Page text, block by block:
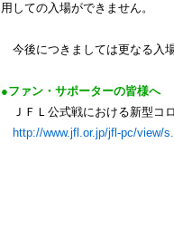
用しての入場ができません。
今後につきましては更なる入
●ファン・サポーターの皆様へ
ＪＦＬ公式戦における新型コ
http://www.jfl.or.jp/jfl-pc/view/